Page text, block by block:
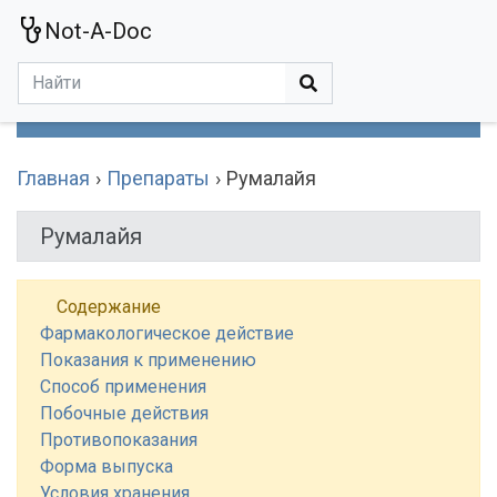
Not-A-Doc
Главная Препараты Румалайя
Румалайя
Содержание
Фармакологическое действие
Показания к применению
Способ применения
Побочные действия
Противопоказания
Форма выпуска